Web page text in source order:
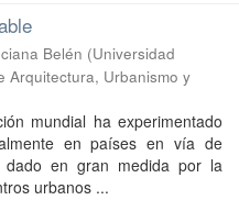
Belén (Universidad
Arquitectura, Urbanismo y
mundial ha experimentado
en países en vía de
dado en gran medida por la
urbanos ...